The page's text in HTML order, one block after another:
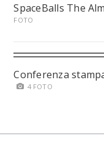
SpaceBalls The
FOTO
Conferenza
4 FOTO